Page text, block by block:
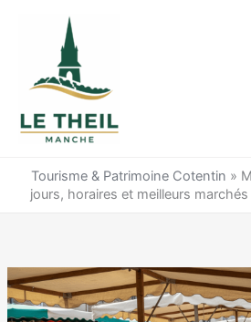
Tourisme & Patrimoine Cotentin »
jours, horaires et meilleurs